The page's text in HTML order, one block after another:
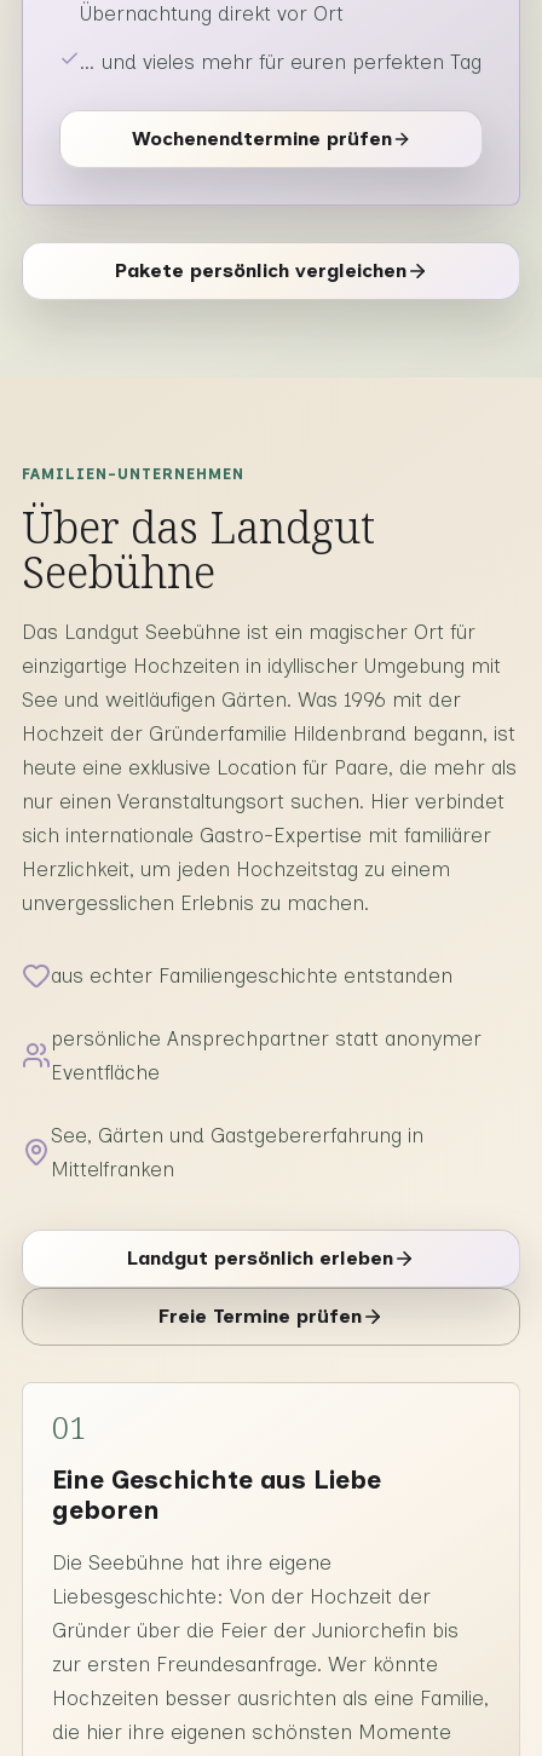
Übernachtung direkt vor Ort
… und vieles mehr für euren perfekten Tag
Wochenendtermine prüfen
Pakete persönlich vergleichen
FAMILIEN-UNTERNEHMEN
Über das Landgut
Seebühne
Das Landgut Seebühne ist ein magischer Ort für
einzigartige Hochzeiten in idyllischer Umgebung mit
See und weitläufigen Gärten. Was 1996 mit der
Hochzeit der Gründerfamilie Hildenbrand begann, ist
heute eine exklusive Location für Paare, die mehr als
nur einen Veranstaltungsort suchen. Hier verbindet
sich internationale Gastro-Expertise mit familiärer
Herzlichkeit, um jeden Hochzeitstag zu einem
unvergesslichen Erlebnis zu machen.
aus echter Familiengeschichte entstanden
persönliche Ansprechpartner statt anonymer
Eventfläche
See, Gärten und Gastgebererfahrung in
Mittelfranken
Landgut persönlich erleben
Freie Termine prüfen
01
Eine Geschichte aus Liebe
geboren
Die Seebühne hat ihre eigene
Liebesgeschichte: Von der Hochzeit der
Gründer über die Feier der Juniorchefin bis
zur ersten Freundesanfrage. Wer könnte
Hochzeiten besser ausrichten als eine Familie,
die hier ihre eigenen schönsten Momente